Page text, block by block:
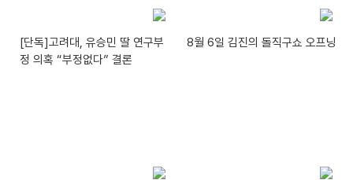
[단독]고려대, 유승민 딸 연구부
정 의혹 “부정없다” 결론
8월 6일 김진의 돌직구쇼 오프닝